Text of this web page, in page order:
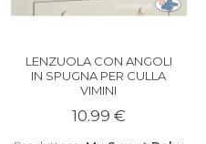
LENZUOLA CON ANGOLI
IN SPUGNA PER CULLA
VIMINI
10.99 €